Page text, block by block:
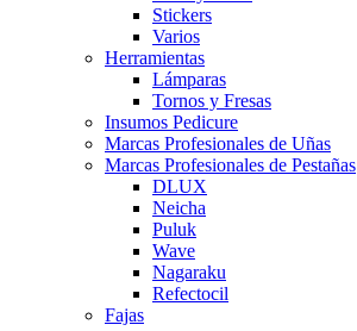
Stickers
Varios
Herramientas
Lámparas
Tornos y Fresas
Insumos Pedicure
Marcas Profesionales de Uñas
Marcas Profesionales de Pestañas
DLUX
Neicha
Puluk
Wave
Nagaraku
Refectocil
Fajas